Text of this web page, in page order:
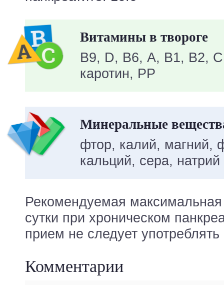
Витамины в твороге
В9, D, В6, A, В1, В2,
каротин, PP
Минеральные
фтор, калий, магний,
кальций, сера, натрий
Рекомендуемая максимальная
сутки при хроническом
прием не следует
Комментарии